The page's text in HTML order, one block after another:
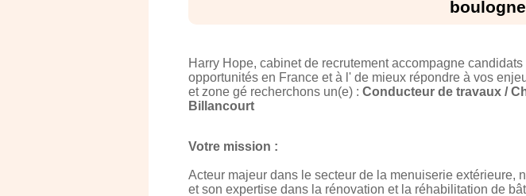
Harry Hope, cabinet de recrutement accompagne
opportunités en France et à l' de mieux répondre à vos
et zone gé recherchons un(e) : Conducteur de travaux /
Billancourt
Votre mission :
Acteur majeur dans le secteur de la menuiserie extérieure,
et son expertise dans la rénovation et la réhabilitation de